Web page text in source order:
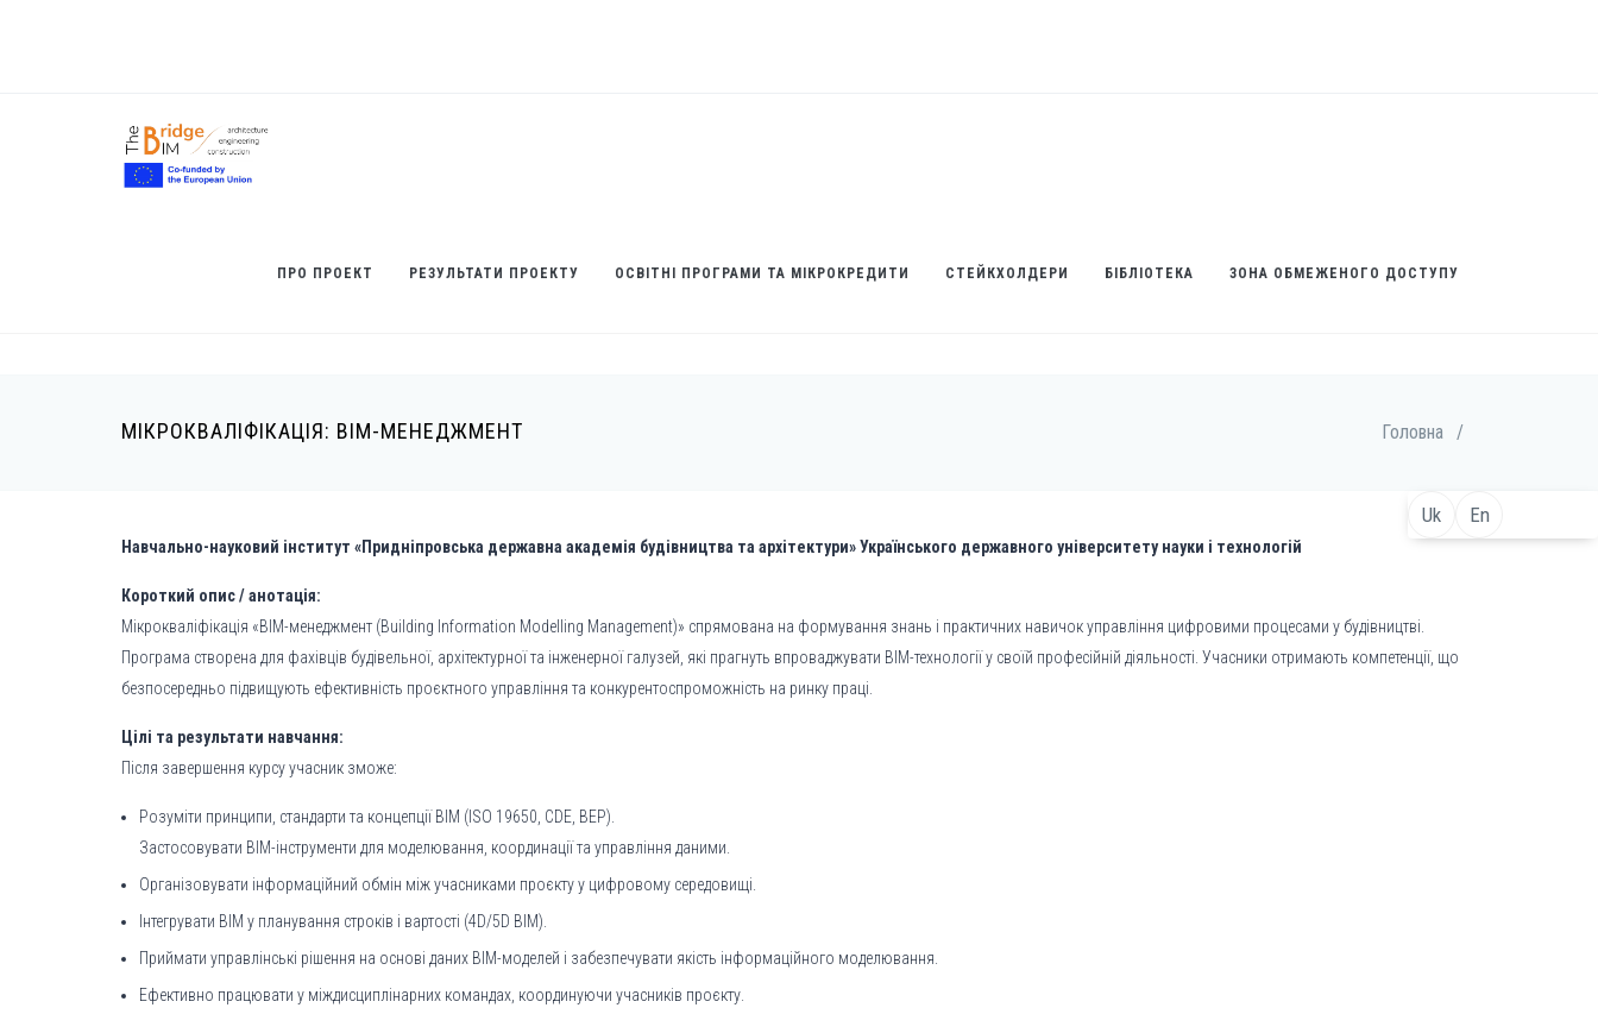
Uk En
ПРО ПРОЕКТ РЕЗУЛЬТАТИ ПРОЕКТУ ОСВІТНІ ПРОГРАМИ ТА МІКРОКРЕДИТИ СТЕЙКХОЛДЕРИ БІБЛІОТЕКА ЗОНА ОБМЕЖЕНОГО ДОСТУПУ
МІКРОКВАЛІФІКАЦІЯ: ВІМ-МЕНЕДЖМЕНТ
Рядок
Головна /
Навчально-науковий інститут «Придніпровська державна академія будівництва та архітектури» Українського державного університету науки і технологій
Короткий опис / анотація:
Мікрокваліфікація «BIM-менеджмент (Building Information Modelling Management)» спрямована на формування знань і практичних навичок управління цифровими процесами у будівництві.
Програма створена для фахівців будівельної, архітектурної та інженерної галузей, які прагнуть впроваджувати BIM-технології у своїй професійній діяльності. Учасники отримають компетенції, що
безпосередньо підвищують ефективність проєктного управління та конкурентоспроможність на ринку праці.
Цілі та результати навчання:
Після завершення курсу учасник зможе:
Розуміти принципи, стандарти та концепції BIM (ISO 19650, CDE, BEP).
Застосовувати BIM-інструменти для моделювання, координації та управління даними.
Організовувати інформаційний обмін між учасниками проєкту у цифровому середовищі.
Інтегрувати BIM у планування строків і вартості (4D/5D BIM).
Приймати управлінські рішення на основі даних BIM-моделей і забезпечувати якість інформаційного моделювання.
Ефективно працювати у міждисциплінарних командах, координуючи учасників проєкту.